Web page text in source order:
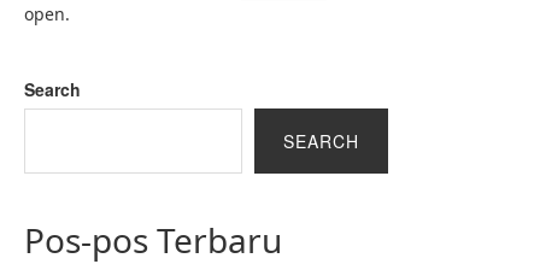
open.
Search
SEARCH
Pos-pos Terbaru